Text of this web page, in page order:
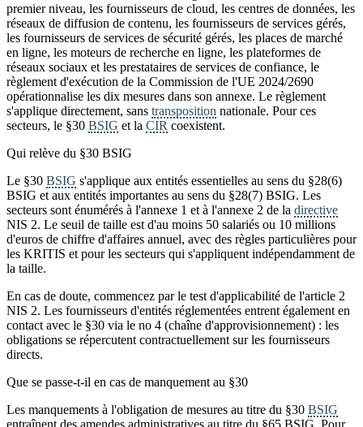
premier niveau, les fournisseurs de cloud, les centres de données, les
réseaux de diffusion de contenu, les fournisseurs de services gérés,
les fournisseurs de services de sécurité gérés, les places de marché
en ligne, les moteurs de recherche en ligne, les plateformes de
réseaux sociaux et les prestataires de services de confiance, le
règlement d'exécution de la Commission de l'UE 2024/2690
opérationnalise les dix mesures dans son annexe. Le règlement
s'applique directement, sans transposition nationale. Pour ces
secteurs, le §30 BSIG et la CIR coexistent.
Qui relève du §30 BSIG
Le §30 BSIG s'applique aux entités essentielles au sens du §28(6)
BSIG et aux entités importantes au sens du §28(7) BSIG. Les
secteurs sont énumérés à l'annexe 1 et à l'annexe 2 de la directive
NIS 2. Le seuil de taille est d'au moins 50 salariés ou 10 millions
d'euros de chiffre d'affaires annuel, avec des règles particulières pour
les KRITIS et pour les secteurs qui s'appliquent indépendamment de
la taille.
En cas de doute, commencez par le test d'applicabilité de l'article 2
NIS 2. Les fournisseurs d'entités réglementées entrent également en
contact avec le §30 via le no 4 (chaîne d'approvisionnement) : les
obligations se répercutent contractuellement sur les fournisseurs
directs.
Que se passe-t-il en cas de manquement au §30
Les manquements à l'obligation de mesures au titre du §30 BSIG
entraînent des amendes administratives au titre du §65 BSIG. Pour